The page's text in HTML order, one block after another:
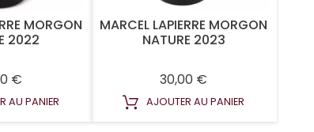
MORGON
2022
€Prix
AU PANIER
MARCEL LAPIERRE MORGON
NATURE 2023
30,00 €
AJOUTER AU PANIER